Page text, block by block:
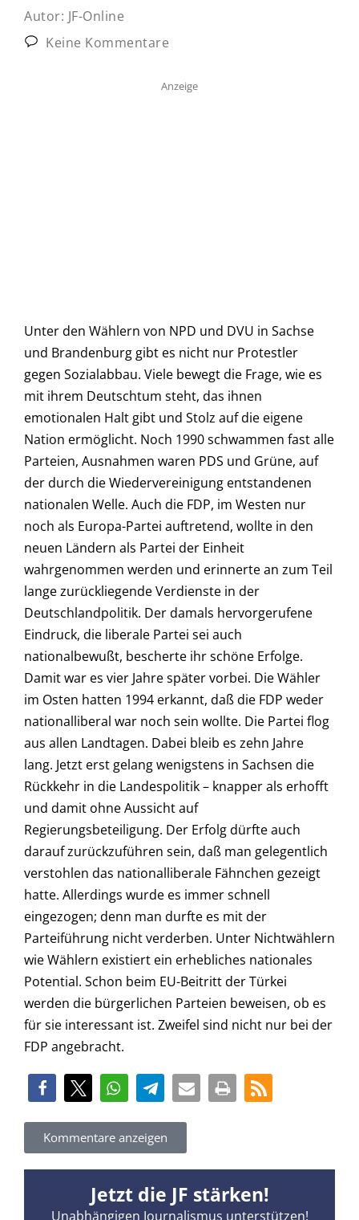
Autor: JF-Online
Keine Kommentare
Anzeige
Unter den Wählern von NPD und DVU in Sachse
und Brandenburg gibt es nicht nur Protestler
gegen Sozialabbau. Viele bewegt die Frage, wie es
mit ihrem Deutschtum steht, das ihnen
emotionalen Halt gibt und Stolz auf die eigene
Nation ermöglicht. Noch 1990 schwammen fast alle
Parteien, Ausnahmen waren PDS und Grüne, auf
der durch die Wiedervereinigung entstandenen
nationalen Welle. Auch die FDP, im Westen nur
noch als Europa-Partei auftretend, wollte in den
neuen Ländern als Partei der Einheit
wahrgenommen werden und erinnerte an zum Teil
lange zurückliegende Verdienste in der
Deutschlandpolitik. Der damals hervorgerufene
Eindruck, die liberale Partei sei auch
nationalbewußt, bescherte ihr schöne Erfolge.
Damit war es vier Jahre später vorbei. Die Wähler
im Osten hatten 1994 erkannt, daß die FDP weder
nationalliberal war noch sein wollte. Die Partei flog
aus allen Landtagen. Dabei bleib es zehn Jahre
lang. Jetzt erst gelang wenigstens in Sachsen die
Rückkehr in die Landespolitik – knapper als erhofft
und damit ohne Aussicht auf
Regierungsbeteiligung. Der Erfolg dürfte auch
darauf zurückzuführen sein, daß man gelegentlich
verstohlen das nationalliberale Fähnchen gezeigt
hatte. Allerdings wurde es immer schnell
eingezogen; denn man durfte es mit der
Parteiführung nicht verderben. Unter Nichtwählern
wie Wählern existiert ein erhebliches nationales
Potential. Schon beim EU-Beitritt der Türkei
werden die bürgerlichen Parteien beweisen, ob es
für sie interessant ist. Zweifel sind nicht nur bei der
FDP angebracht.
Kommentare anzeigen
Jetzt die JF stärken!
Unabhängigen Journalismus unterstützen!